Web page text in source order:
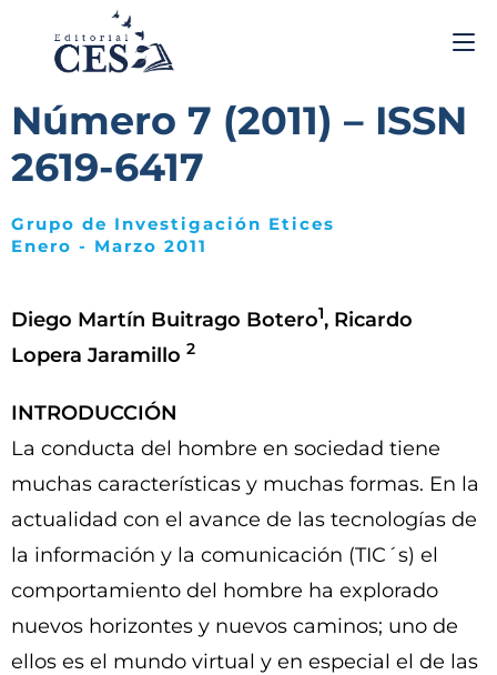
Número 7 (2011) – ISSN
2619-6417
Grupo de Investigación Etices
Enero - Marzo 2011
Diego Martín Buitrago Botero1, Ricardo
Lopera Jaramillo 2
INTRODUCCIÓN
La conducta del hombre en sociedad tiene
muchas características y muchas formas. En la
actualidad con el avance de las tecnologías de
la información y la comunicación (TIC´s) el
comportamiento del hombre ha explorado
nuevos horizontes y nuevos caminos; uno de
ellos es el mundo virtual y en especial el de las